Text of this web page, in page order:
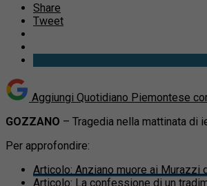
Share
Tweet
Aggiungi Quotidiano Piemontese
GOZZANO – Tragedia nella mattinata di
Per approfondire:
Articolo: Anziano muore ai Murazzi
Articolo: La confessione di un